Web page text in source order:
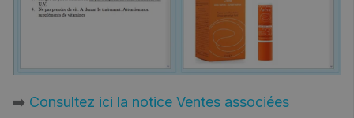
➡️ Consultez ici la notice Ventes associées